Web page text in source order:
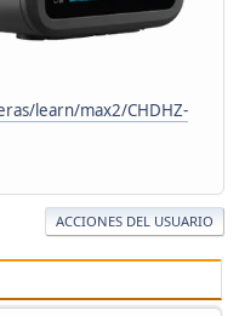
learn/max2/CHDHZ-
ACCIONES DEL USUARIO